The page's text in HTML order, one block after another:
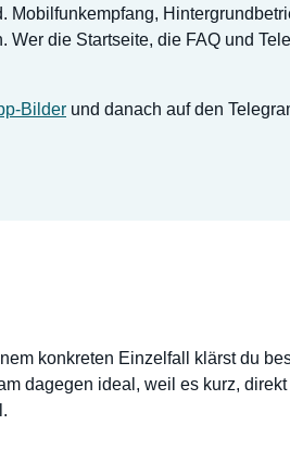
Mobilfunkempfang,
die Startseite, die FAQ und
Bilder und danach auf den
konkreten Einzelfall klärst du
dagegen ideal, weil es kurz,